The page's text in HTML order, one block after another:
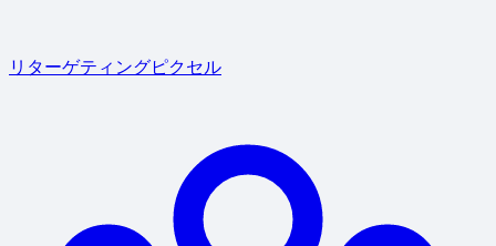
リターゲティングピクセル